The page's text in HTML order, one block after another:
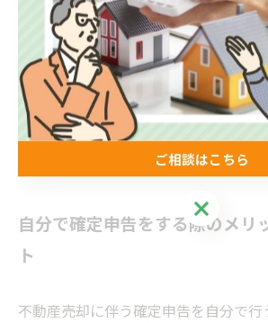
控除や税額計算に影響を及ぼします。
前に整理し、申告期限までに準備を
確定申告は自分でできる
自分で確定申告をする際のメリ
ト
不動産売却に伴う確定申告を自分で
ご相談はこちら
ご相談はこちら